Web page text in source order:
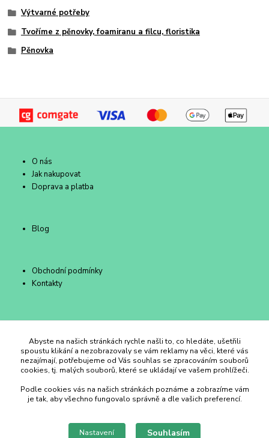
Výtvarné potřeby
Tvoříme z pěnovky, foamiranu a filcu, floristika
Pěnovka
O nás
Jak nakupovat
Doprava a platba
Blog
Obchodní podmínky
Kontakty
Duhový Ateliér Kroměříž
+420 734 258 002
duhovyatelier@email.cz
Abyste na našich stránkách rychle našli to, co hledáte, ušetřili
spoustu klikání a nezobrazovaly se vám reklamy na věci, které vás
nezajímají, potřebujeme od Vás souhlas se zpracováním souborů
cookies, tj. malých souborů, které se ukládají ve vašem prohlížeči.
Podle cookies vás na našich stránkách poznáme a zobrazíme vám
je tak, aby všechno fungovalo správně a dle vašich preferencí.
Nastavení Souhlasím